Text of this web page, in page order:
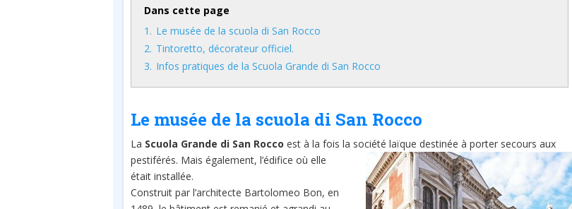
Dans cette page
1. Le musée de la scuola di San Rocco
2. Tintoretto, décorateur officiel.
3. Infos pratiques de la Scuola Grande di San Rocco
Le musée de la scuola di San Rocco
La Scuola Grande di San Rocco est à la fois la société laïque destinée à porter secours aux
pestiférés. Mais également, l’édifice où elle
était installée.
Construit par l’architecte Bartolomeo Bon, en